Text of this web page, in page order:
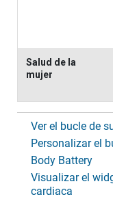
Salud de la
mujer
Ver el bucle de
Personalizar el
Body Battery
Visualizar el
cardiaca